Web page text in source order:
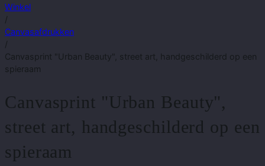
Winkel
/
Canvasafdrukken
/
Canvasprint "Urban Beauty", street art, handgeschilderd op een
spieraam
Canvasprint "Urban Beauty",
street art, handgeschilderd op een
spieraam